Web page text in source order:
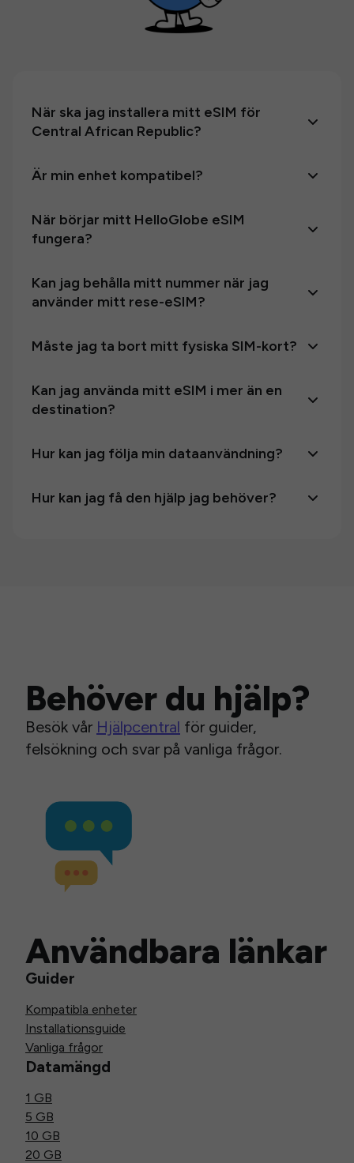
När ska jag installera mitt eSIM för
Central African Republic?
Är min enhet kompatibel?
När börjar mitt HelloGlobe eSIM
fungera?
Kan jag behålla mitt nummer när jag
använder mitt rese-eSIM?
Måste jag ta bort mitt fysiska SIM-kort?
Kan jag använda mitt eSIM i mer än en
destination?
Hur kan jag följa min dataanvändning?
Hur kan jag få den hjälp jag behöver?
Behöver du hjälp?
Besök vår Hjälpcentral för guider,
felsökning och svar på vanliga frågor.
Användbara länkar
Guider
Kompatibla enheter
Installationsguide
Vanliga frågor
Datamängd
1 GB
5 GB
10 GB
20 GB